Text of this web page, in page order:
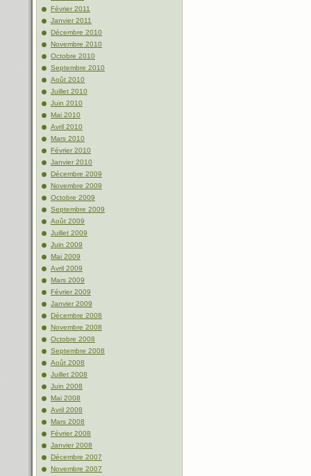
Février 2011
Janvier 2011
Décembre 2010
Novembre 2010
Octobre 2010
Septembre 2010
Août 2010
Juillet 2010
Juin 2010
Mai 2010
Avril 2010
Mars 2010
Février 2010
Janvier 2010
Décembre 2009
Novembre 2009
Octobre 2009
Septembre 2009
Août 2009
Juillet 2009
Juin 2009
Mai 2009
Avril 2009
Mars 2009
Février 2009
Janvier 2009
Décembre 2008
Novembre 2008
Octobre 2008
Septembre 2008
Août 2008
Juillet 2008
Juin 2008
Mai 2008
Avril 2008
Mars 2008
Février 2008
Janvier 2008
Décembre 2007
Novembre 2007